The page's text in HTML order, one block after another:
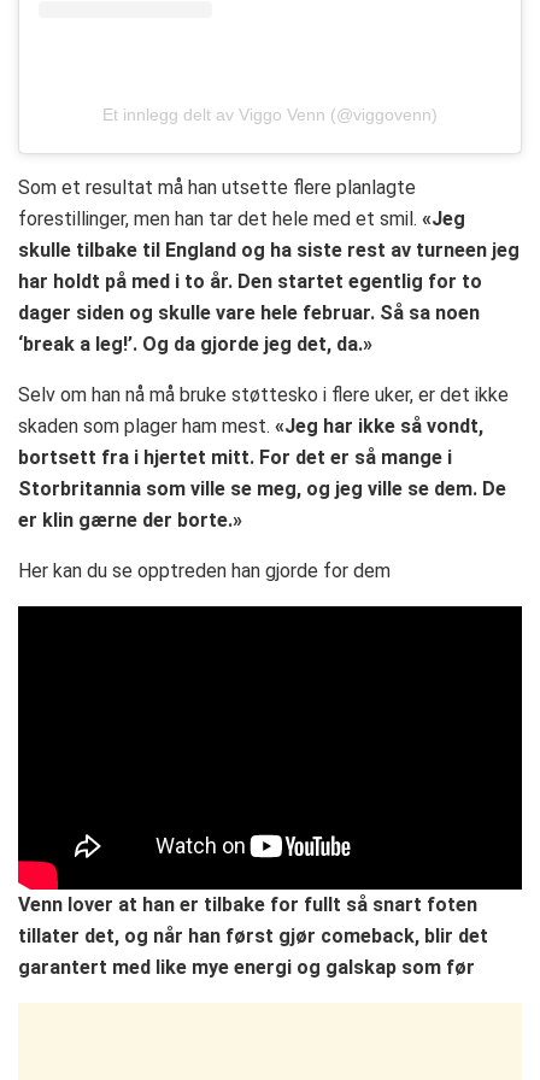
Et innlegg delt av Viggo Venn (@viggovenn)
Som et resultat må han utsette flere planlagte
forestillinger, men han tar det hele med et smil. «Jeg
skulle tilbake til England og ha siste rest av turneen jeg
har holdt på med i to år. Den startet egentlig for to
dager siden og skulle vare hele februar. Så sa noen
‘break a leg!’. Og da gjorde jeg det, da.»
Selv om han nå må bruke støttesko i flere uker, er det ikke
skaden som plager ham mest. «Jeg har ikke så vondt,
bortsett fra i hjertet mitt. For det er så mange i
Storbritannia som ville se meg, og jeg ville se dem. De
er klin gærne der borte.»
Her kan du se opptreden han gjorde for dem
Venn lover at han er tilbake for fullt så snart foten
tillater det, og når han først gjør comeback, blir det
garantert med like mye energi og galskap som før